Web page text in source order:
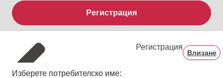
Регистрация
Регистрация
Влизане
Изберете потребителско име: